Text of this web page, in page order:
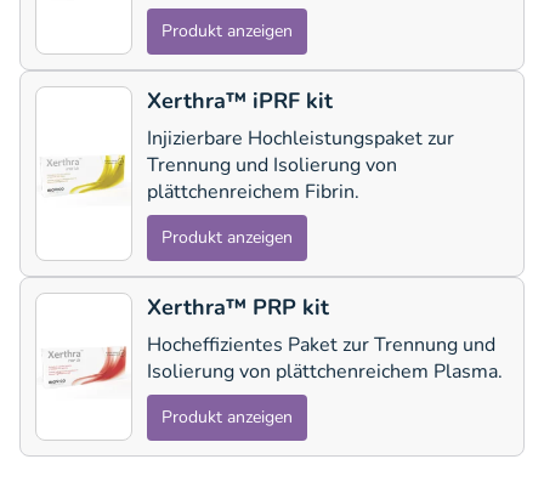
Produkt anzeigen
Xerthra™ iPRF kit
Injizierbare Hochleistungspaket zur
Trennung und Isolierung von
plättchenreichem Fibrin.
Produkt anzeigen
Xerthra™ PRP kit
Hocheffizientes Paket zur Trennung und
Isolierung von plättchenreichem Plasma.
Produkt anzeigen